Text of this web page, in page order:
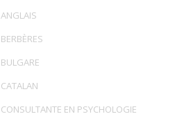
ANGLAIS
BERBÈRES
BULGARE
CATALAN
CONSULTANTE EN PSYCHOLOGIE